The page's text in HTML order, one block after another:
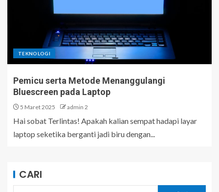
TEKNOLOGI
Pemicu serta Metode Menanggulangi
Bluescreen pada Laptop
5 Maret 2025 admin 2
Hai sobat Terlintas! Apakah kalian sempat hadapi layar
laptop seketika berganti jadi biru dengan...
CARI